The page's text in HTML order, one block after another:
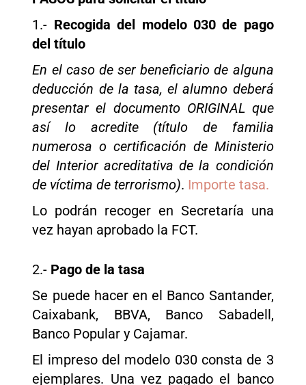
1.- Recogida del modelo 030 de pago
del título
En el caso de ser beneficiario de alguna
deducción de la tasa, el alumno deberá
presentar el documento ORIGINAL que
así lo acredite (título de familia
numerosa o certificación de Ministerio
del Interior acreditativa de la condición
de víctima de terrorismo). Importe tasa.
Lo podrán recoger en Secretaría una
vez hayan aprobado la FCT.
2.- Pago de la tasa
Se puede hacer en el Banco Santander,
Caixabank, BBVA, Banco Sabadell,
Banco Popular y Cajamar.
El impreso del modelo 030 consta de 3
ejemplares. Una vez pagado el banco